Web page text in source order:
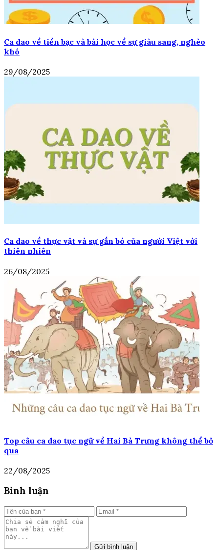
Ca dao về tiền bạc và bài học về sự giàu sang, nghèo
khó
29/08/2025
Ca dao về thực vật và sự gắn bó của người Việt với
thiên nhiên
26/08/2025
Top câu ca dao tục ngữ về Hai Bà Trưng không thể bỏ
qua
22/08/2025
Bình luận
Gửi bình luận